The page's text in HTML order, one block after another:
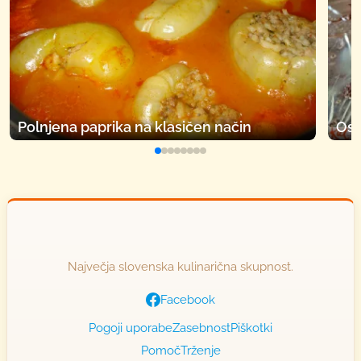
Polnjena paprika na klasičen način
Največja slovenska kulinarična skupnost.
Facebook
Pogoji uporabeZasebnostPiškotki
PomočTrženje